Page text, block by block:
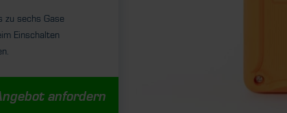
zu sechs Gase
Einschalten
anfordern